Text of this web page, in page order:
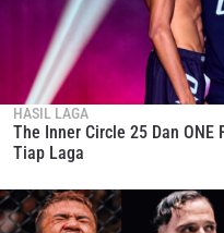
HASIL LAGA
The Inner Circle 25 Dan
Tiap Laga